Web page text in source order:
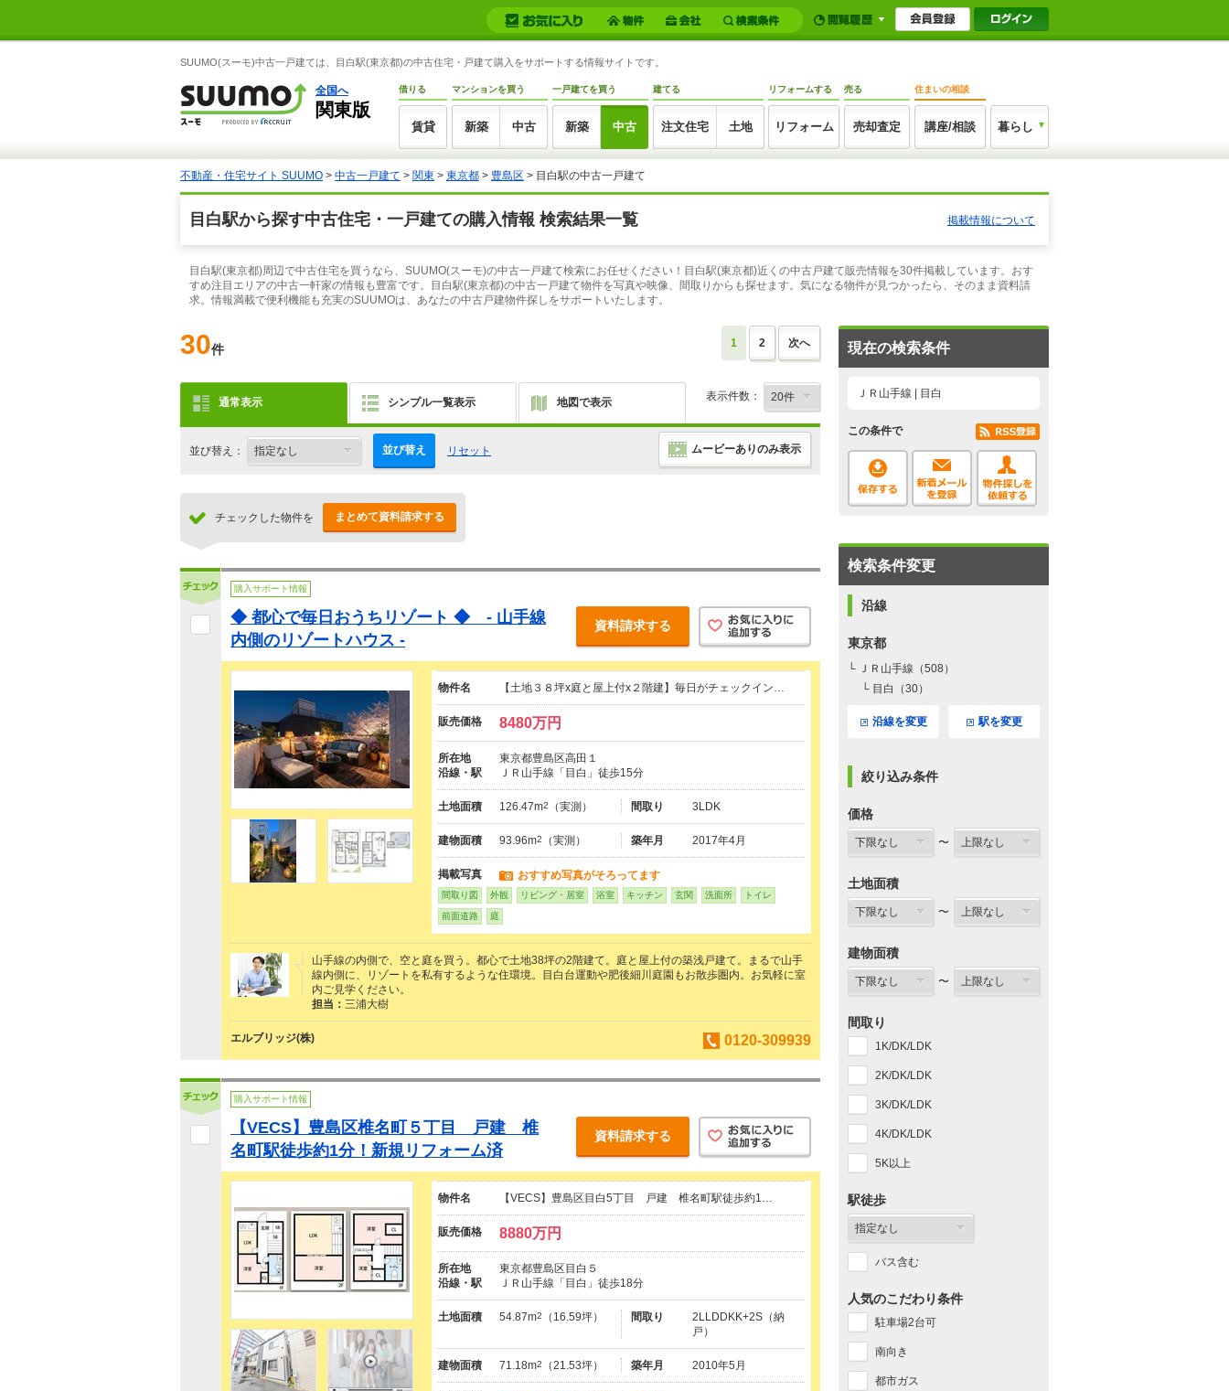
SUUMO(スーモ)中古一戸建ては、目白駅(東京都)の中古住宅・戸建て購入をサポートする情報サイトです。
全国へ
関東版
借りる
賃貸
マンションを買う
新築 中古
一戸建てを買う
新築 中古
建てる
注文住宅 土地
リフォームする
リフォーム
売る
売却査定
住まいの相談
講座/相談 暮らし
不動産・住宅サイト SUUMO > 中古一戸建て > 関東 > 東京都 > 豊島区 > 目白駅の中古一戸建て
目白駅から探す中古住宅・一戸建ての購入情報 検索結果一覧 掲載情報について
目白駅(東京都)周辺で中古住宅を買うなら、SUUMO(スーモ)の中古一戸建て検索にお任せください！目白駅(東京都)近くの中古戸建て販売情報を30件掲載しています。おす
すめ注目エリアの中古一軒家の情報も豊富です。目白駅(東京都)の中古一戸建て物件を写真や映像、間取りからも探せます。気になる物件が見つかったら、そのまま資料請
求。情報満載で便利機能も充実のSUUMOは、あなたの中古戸建物件探しをサポートいたします。
30件 1 2 次へ
通常表示 シンプル一覧表示 地図で表示 表示件数：
並び替え： 並び替え リセット ムービーありのみ表示
チェックした物件を まとめて資料請求する
購入サポート情報
◆ 都心で毎日おうちリゾート ◆ - 山手線
内側のリゾートハウス -
資料請求する
物件名 【土地３８坪x庭と屋上付x２階建】毎日がチェックイン…
販売価格 8480万円
所在地
東京都豊島区高田１
沿線・駅
ＪＲ山手線「目白」徒歩15分
土地面積 126.47m2 （実測） 間取り 3LDK
建物面積 93.96m2 （実測） 築年月 2017年4月
掲載写真 おすすめ写真がそろってます
間取り図 外観 リビング・居室 浴室 キッチン 玄関 洗面所 トイレ
前面道路 庭
山手線の内側で、空と庭を買う。都心で土地38坪の2階建て。庭と屋上付の築浅戸建て。まるで山手
線内側に、リゾートを私有するような住環境。目白台運動や肥後細川庭園もお散歩圏内。お気軽に室
内ご見学ください。
担当： 三浦大樹
エルブリッジ(株) 0120-309939
購入サポート情報
【VECS】豊島区椎名町５丁目 戸建 椎
名町駅徒歩約1分！新規リフォーム済
資料請求する
物件名 【VECS】豊島区目白5丁目 戸建 椎名町駅徒歩約1…
販売価格 8880万円
所在地
東京都豊島区目白５
沿線・駅
ＪＲ山手線「目白」徒歩18分
土地面積 54.87m2 （16.59坪） 間取り
2LLDDKK+2S（納
戸）
建物面積 71.18m2 （21.53坪） 築年月 2010年5月
現在の検索条件
ＪＲ山手線 | 目白
この条件で
検索条件変更
沿線
東京都
└ ＪＲ山手線（508）
└ 目白（30）
沿線を変更 駅を変更
絞り込み条件
価格
〜
土地面積
〜
建物面積
〜
間取り
1K/DK/LDK
2K/DK/LDK
3K/DK/LDK
4K/DK/LDK
5K以上
駅徒歩
バス含む
人気のこだわり条件
駐車場2台可
南向き
都市ガス